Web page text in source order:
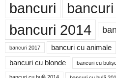
bancuri
bancuri 2014
bancuri 2017 bancuri cu animale
bancuri cu blonde bancuri cu